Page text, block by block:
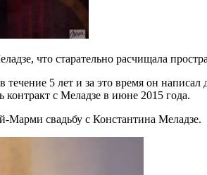
что старательно расчищала
5 лет и за это время он
с Меладзе в июне 2015 года.
Марми свадьбу с Константина Меладзе.